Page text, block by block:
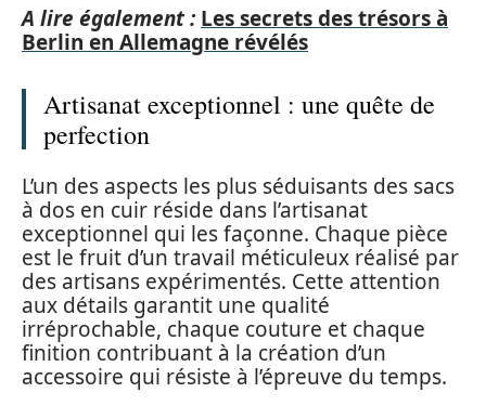
A lire également : Les secrets des trésors à
Berlin en Allemagne révélés
Artisanat exceptionnel : une quête de
perfection
L’un des aspects les plus séduisants des sacs
à dos en cuir réside dans l’artisanat
exceptionnel qui les façonne. Chaque pièce
est le fruit d’un travail méticuleux réalisé par
des artisans expérimentés. Cette attention
aux détails garantit une qualité
irréprochable, chaque couture et chaque
finition contribuant à la création d’un
accessoire qui résiste à l’épreuve du temps.